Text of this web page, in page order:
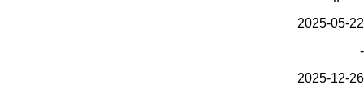
2025-05-22
-
2025-12-26